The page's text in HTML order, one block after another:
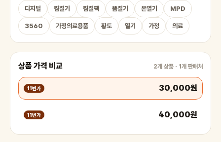
디지털 찜질기 찜질팩 뜸질기 온열기 MPD
3560 가정의료용품 황토 열기 가정 의료
상품 가격 비교 2개 상품 · 1개 판매처
11번가 30,000원
11번가 40,000원